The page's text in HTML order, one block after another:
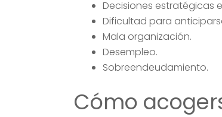
Decisiones estratégicas
Dificultad para
Mala organización.
Desempleo.
Sobreendeudamiento.
Cómo